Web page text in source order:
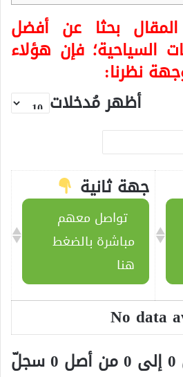
بحثا عن أفضل
السياحية؛ فإن هؤلاء
نظرنا:
أظهر مُدخلات
جهة ثانية
تواصل معهم
مباشرة بالضغط
هنا
No data